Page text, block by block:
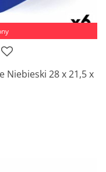
Niebieski 28 x 21,5 x